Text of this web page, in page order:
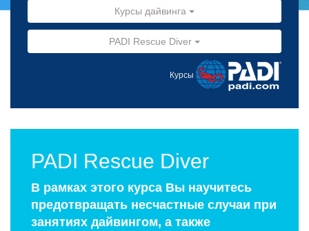
Курсы дайвинга
PADI Rescue Diver
Курсы
PADI Rescue Diver
В рамках этого курса Вы научитесь
предотвращать несчастные случаи при
занятиях дайвингом, а также